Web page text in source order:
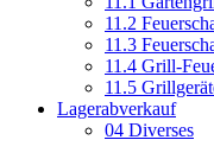
11.2
11.3
11.4 Grill-
11.5
Lagerabverkauf
04 Diverses